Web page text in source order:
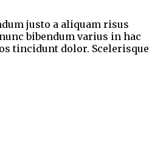
justo a aliquam risus
bibendum varius in hac
tincidunt dolor. Scelerisque